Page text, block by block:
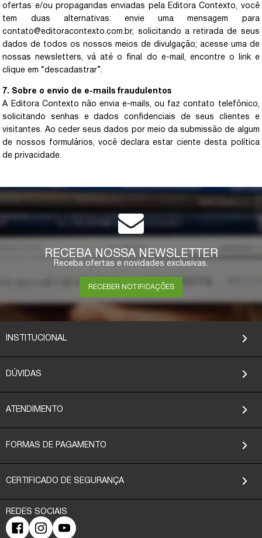
ofertas e/ou propagandas enviadas pela Editora Contexto, você
tem duas alternativas: envie uma mensagem para
contato@editoracontexto.com.br, solicitando a retirada de seus
dados de todos os nossos meios de divulgação; acesse uma de
nossas newsletters, vá até o final do e-mail, encontre o link e
clique em “descadastrar”.
7. Sobre o envio de e-mails fraudulentos
A Editora Contexto não envia e-mails, ou faz contato telefônico,
solicitando senhas e dados confidenciais de seus clientes e
visitantes. Ao ceder seus dados por meio da submissão de algum
de nossos formulários, você declara estar ciente desta política
de privacidade.
RECEBA NOSSA NEWSLETTER
Receba ofertas e novidades exclusivas.
RECEBER NOTIFICAÇÕES
INSTITUCIONAL
DÚVIDAS
ATENDIMENTO
FORMAS DE PAGAMENTO
CERTIFICADO DE SEGURANÇA